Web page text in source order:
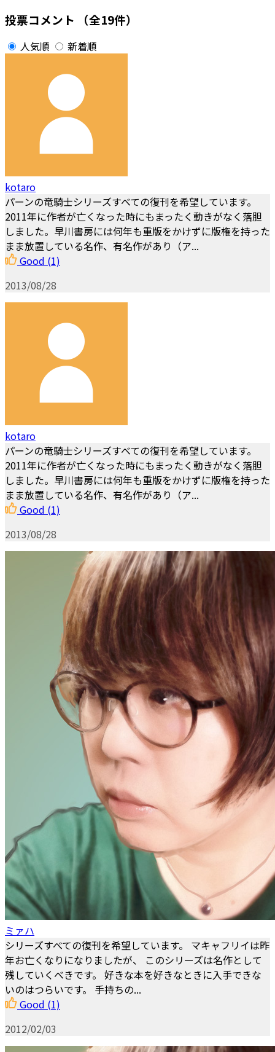
投票コメント （全19件）
人気順 新着順
kotaro
パーンの竜騎士シリーズすべての復刊を希望しています。
2011年に作者が亡くなった時にもまったく動きがなく落胆
しました。早川書房には何年も重版をかけずに版権を持った
まま放置している名作、有名作があり（ア...
Good (1)
2013/08/28
kotaro
パーンの竜騎士シリーズすべての復刊を希望しています。
2011年に作者が亡くなった時にもまったく動きがなく落胆
しました。早川書房には何年も重版をかけずに版権を持った
まま放置している名作、有名作があり（ア...
Good (1)
2013/08/28
ミァハ
シリーズすべての復刊を希望しています。 マキャフリイは昨
年お亡くなりになりましたが、 このシリーズは名作として
残していくべきです。 好きな本を好きなときに入手できな
いのはつらいです。 手持ちの...
Good (1)
2012/02/03